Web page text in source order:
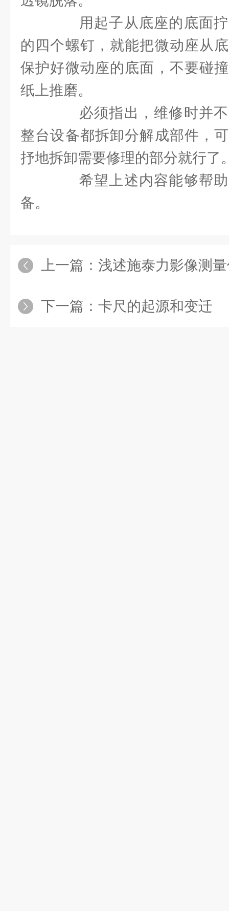
用起子从底座的底面拧
的四个螺钉，就能把微动座从
保护好微动座的底面，不要碰
纸上推磨。
必须指出，维修时并不
整台设备都拆卸分解成部件，
抒地拆卸需要修理的部分就行了
希望上述内容能够帮助
备。
上一篇： 浅述施泰力影像测
下一篇： 卡尺的起源和变迁